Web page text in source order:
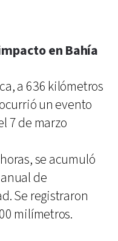
en Bahía
a 636 kilómetros
un evento
7 de marzo
se acumuló
de
Se registraron
milímetros.